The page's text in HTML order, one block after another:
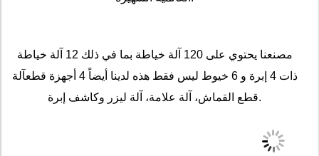
مصنعنا يحتوي على 120 آلة خياطة بما في ذلك 12 آلة خياطة
ذات 4 إبرة و 6 خيوط ليس فقط هذه لدينا أيضاً 4 أجهزة قطعآلة
قطع القماش، آلة علامة، آلة ليزر وكاشف إبرة.